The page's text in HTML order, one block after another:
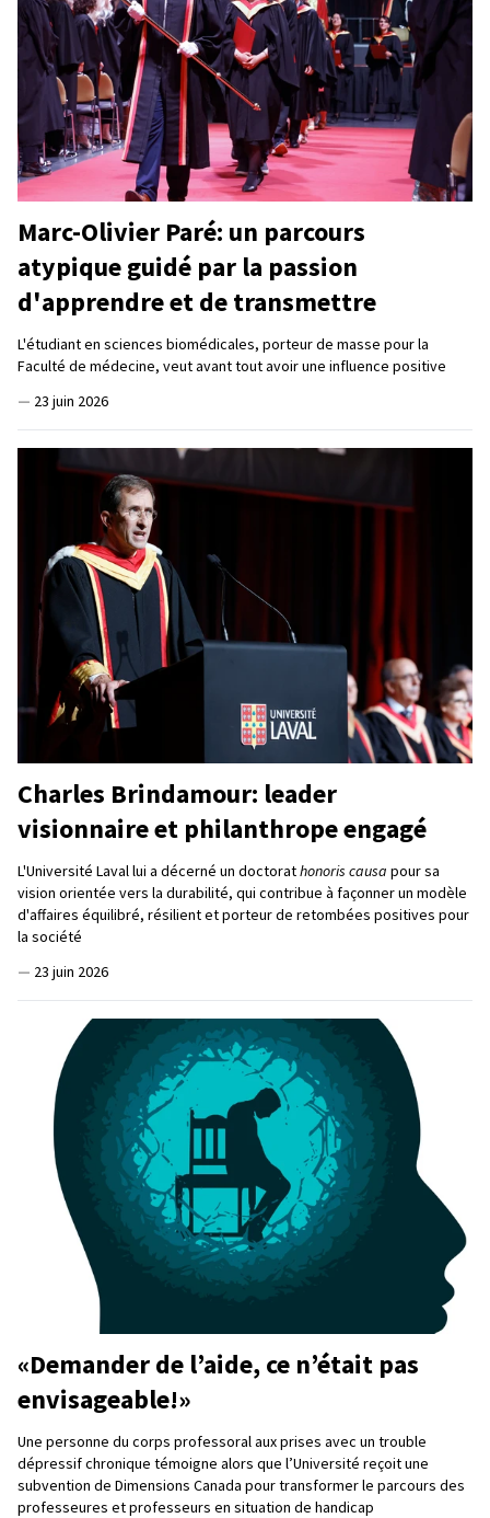
Marc-Olivier Paré: un parcours
atypique guidé par la passion
d'apprendre et de transmettre
L'étudiant en sciences biomédicales, porteur de masse pour la
Faculté de médecine, veut avant tout avoir une influence positive
— 23 juin 2026
Charles Brindamour: leader
visionnaire et philanthrope engagé
L'Université Laval lui a décerné un doctorathonoris causa pour sa
vision orientée vers la durabilité, qui contribue à façonner un modèle
d'affaires équilibré, résilient et porteur de retombées positives pour
la société
— 23 juin 2026
«Demander de l’aide, ce n’était pas
envisageable!»
Une personne du corps professoral aux prises avec un trouble
dépressif chronique témoigne alors que l’Université reçoit une
subvention de Dimensions Canada pour transformer le parcours des
professeures et professeurs en situation de handicap